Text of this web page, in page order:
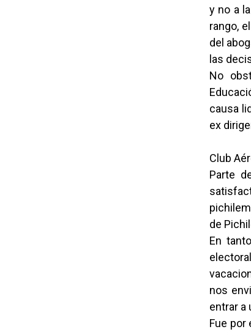
y no a
rango,
del
las
No
causa
ex
Club
Parte
de
En
nos
entrar a
Fue por